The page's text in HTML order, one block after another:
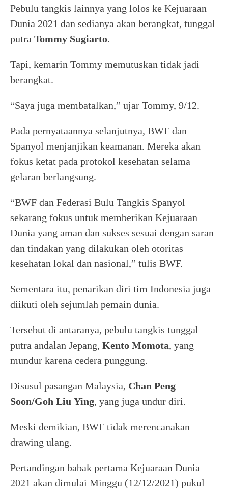
Pebulu tangkis lainnya yang lolos ke Kejuaraan
Dunia 2021 dan sedianya akan berangkat, tunggal
putra Tommy Sugiarto.
Tapi, kemarin Tommy memutuskan tidak jadi
berangkat.
“Saya juga membatalkan,” ujar Tommy, 9/12.
Pada pernyataannya selanjutnya, BWF dan
Spanyol menjanjikan keamanan. Mereka akan
fokus ketat pada protokol kesehatan selama
gelaran berlangsung.
“BWF dan Federasi Bulu Tangkis Spanyol
sekarang fokus untuk memberikan Kejuaraan
Dunia yang aman dan sukses sesuai dengan saran
dan tindakan yang dilakukan oleh otoritas
kesehatan lokal dan nasional,” tulis BWF.
Sementara itu, penarikan diri tim Indonesia juga
diikuti oleh sejumlah pemain dunia.
Tersebut di antaranya, pebulu tangkis tunggal
putra andalan Jepang, Kento Momota, yang
mundur karena cedera punggung.
Disusul pasangan Malaysia, Chan Peng
Soon/Goh Liu Ying, yang juga undur diri.
Meski demikian, BWF tidak merencanakan
drawing ulang.
Pertandingan babak pertama Kejuaraan Dunia
2021 akan dimulai Minggu (12/12/2021) pukul